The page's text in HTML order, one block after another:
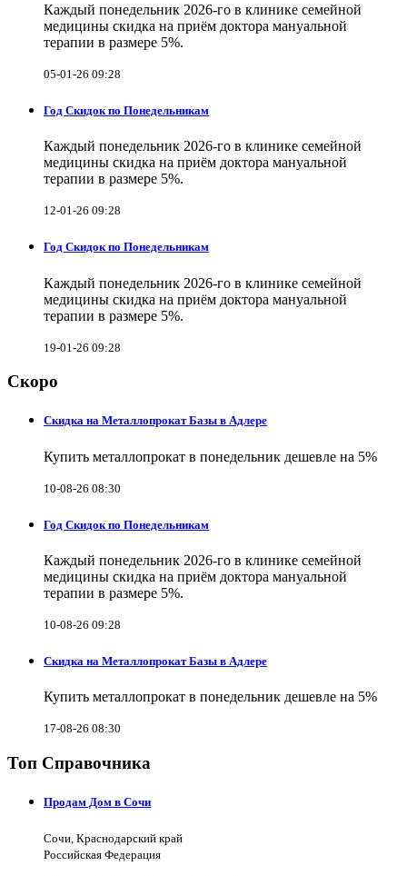
Каждый понедельник 2026-го в клинике семейной
медицины скидка на приём доктора мануальной
терапии в размере 5%.
05-01-26 09:28
Год Скидок по Понедельникам
Каждый понедельник 2026-го в клинике семейной
медицины скидка на приём доктора мануальной
терапии в размере 5%.
12-01-26 09:28
Год Скидок по Понедельникам
Каждый понедельник 2026-го в клинике семейной
медицины скидка на приём доктора мануальной
терапии в размере 5%.
19-01-26 09:28
Скоро
Скидка на Металлопрокат Базы в Адлере
Купить металлопрокат в понедельник дешевле на 5%
10-08-26 08:30
Год Скидок по Понедельникам
Каждый понедельник 2026-го в клинике семейной
медицины скидка на приём доктора мануальной
терапии в размере 5%.
10-08-26 09:28
Скидка на Металлопрокат Базы в Адлере
Купить металлопрокат в понедельник дешевле на 5%
17-08-26 08:30
Топ Справочника
Продам Дом в Сочи
Сочи, Краснодарский край
Российская Федерация